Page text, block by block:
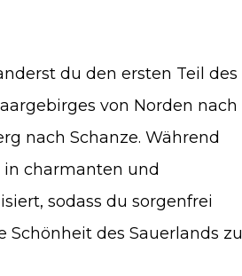
du den ersten Teil des
von Norden nach
nach Schanze. Während
charmanten und
sodass du sorgenfrei
des Sauerlands zu